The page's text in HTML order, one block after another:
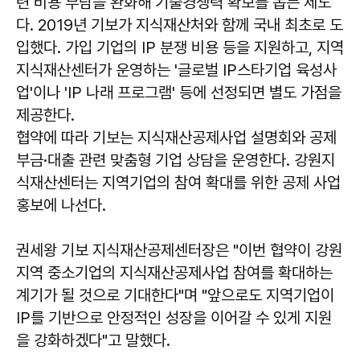
다. 2019년 기보가 지식재산처와 함께 국내 최초로 도
입했다. 가입 기업의 IP 분쟁 비용 등을 지원하고, 지역
지식재산센터가 운영하는 '글로벌 IP스타기업 육성사
업'이나 'IP 나래 프로그램' 등에 선정되면 별도 가점을
제공한다.
협약에 따라 기보는 지식재산공제사업 설명회와 공제
부금·대출 관련 맞춤형 기업 상담을 운영한다. 강원지
식재산센터는 지역기업의 참여 확대를 위한 공제 사업
홍보에 나선다.
권세왕 기보 지식재산공제센터장은 "이번 협약이 강원
지역 중소기업의 지식재산공제사업 참여를 확대하는
계기가 될 것으로 기대한다"며 "앞으로도 지역기업이
IP를 기반으로 안정적인 성장을 이어갈 수 있게 지원
을 강화하겠다"고 말했다.